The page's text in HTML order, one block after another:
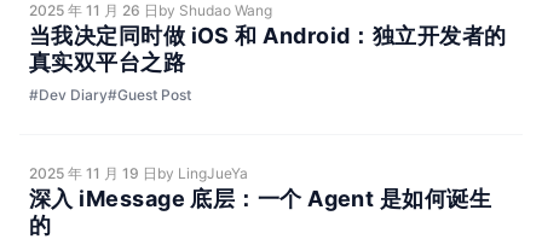
2025 年 11 月 26 日 by Shudao Wang
当我决定同时做 iOS 和 Android：独立开发者的
真实双平台之路
#Dev Diary#Guest Post
2025 年 11 月 19 日 by LingJueYa
深入 iMessage 底层：一个 Agent 是如何诞生
的